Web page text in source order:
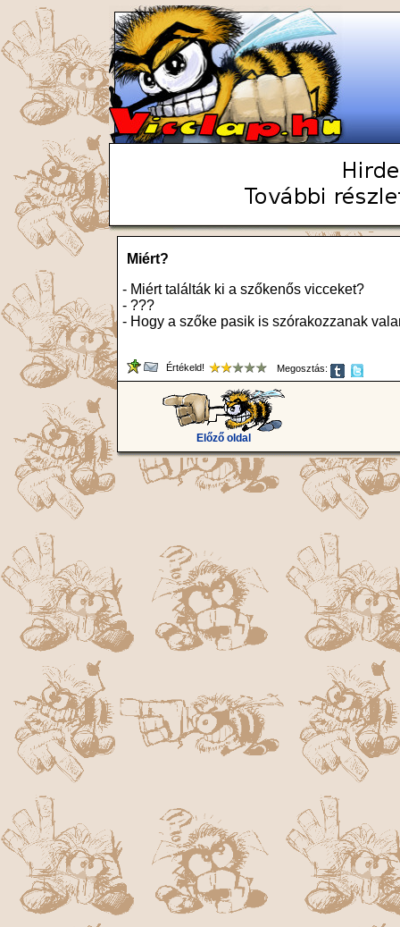
Miért?
- Miért találták ki a szőkenős vicceket?
- ???
- Hogy a szőke pasik is szórakozzanak
Értékeld! Megosztás:
Előző oldal